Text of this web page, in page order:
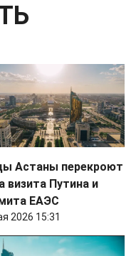
Астаны перекроют
визита Путина и
ЕАЭС
2026 15:31